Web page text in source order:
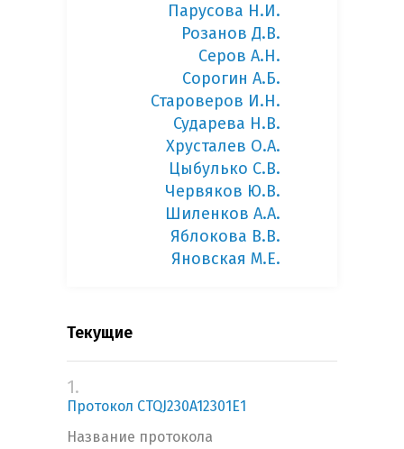
Парусова Н.И.
Розанов Д.В.
Серов А.Н.
Сорогин А.Б.
Староверов И.Н.
Сударева Н.В.
Хрусталев О.А.
Цыбулько С.В.
Червяков Ю.В.
Шиленков А.А.
Яблокова В.В.
Яновская М.Е.
Текущие
1.
Протокол CTQJ230A12301E1
Название протокола